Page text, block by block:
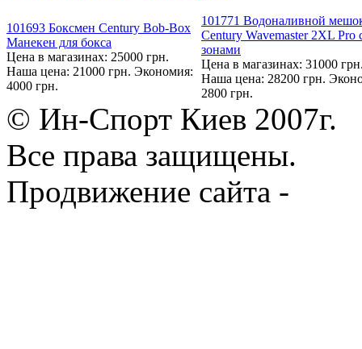
101693 Боксмен Century Bob-Box
Манекен для бокса
Цена в магазинах: 25000 грн.
Наша цена: 21000 грн. Экономия:
4000 грн.
101771 Водоналивной
Century Wavemaster 2XL Pro
зонами
Цена в магазинах: 31000
Наша цена: 28200 грн.
2800 грн.
© Ин-Спорт Киев 2007г.
Все права защищены.
Продвижение сайта -